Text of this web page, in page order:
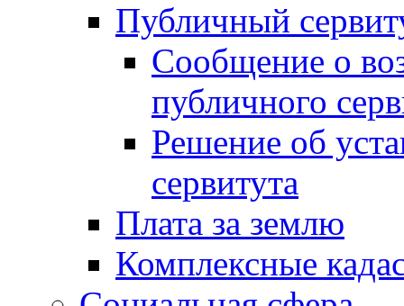
Публичный
Сообщение о
публичного
Решение об
сервитута
Плата за землю
Комплексные